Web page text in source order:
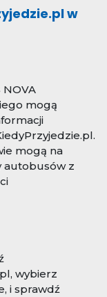
w
NOVA
mogą
mogą na
autobusów z
wybierz
i sprawdź